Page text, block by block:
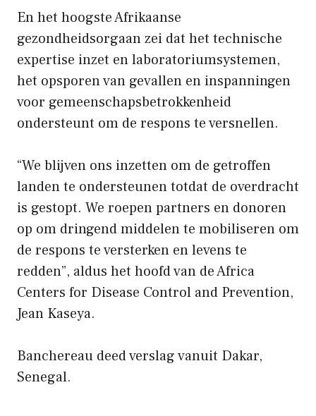
En het hoogste Afrikaanse
gezondheidsorgaan zei dat het technische
expertise inzet en laboratoriumsystemen,
het opsporen van gevallen en inspanningen
voor gemeenschapsbetrokkenheid
ondersteunt om de respons te versnellen.
“We blijven ons inzetten om de getroffen
landen te ondersteunen totdat de overdracht
is gestopt. We roepen partners en donoren
op om dringend middelen te mobiliseren om
de respons te versterken en levens te
redden”, aldus het hoofd van de Africa
Centers for Disease Control and Prevention,
Jean Kaseya.
Banchereau deed verslag vanuit Dakar,
Senegal.